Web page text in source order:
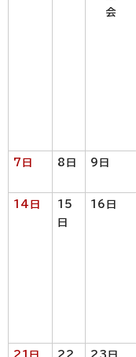
会
7日 8日 9日
14日
15
日
16日